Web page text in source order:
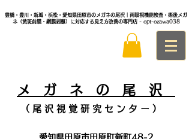
豊橋・豊川・新城・浜松・愛知県田原市のメガネの尾沢｜両眼視機能検査・術後メガ
ネ（黄斑前膜・網膜剥離）に対応する見え方改善の専門店 - opt-ozawa038
メ ガ ネ の 尾 沢
（ 尾 沢 視 覚 研 究 セ ン タ ー ）
愛知県田原市田原町新町48-2